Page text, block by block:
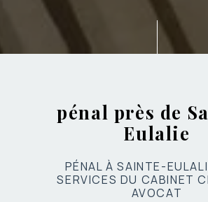
pénal près de
Eulalie
PÉNAL À SAINTE-
SERVICES DU CABINET
AVOCAT